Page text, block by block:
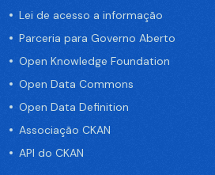
Lei de acesso a informação
Parceria para Governo Aberto
Open Knowledge Foundation
Open Data Commons
Open Data Definition
Associação CKAN
API do CKAN